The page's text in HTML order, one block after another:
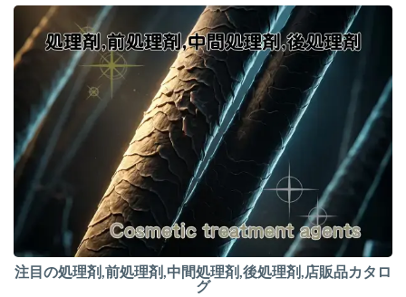
注目の処理剤,前処理剤,中間処理剤,後処理剤,店販品カタロ
グ